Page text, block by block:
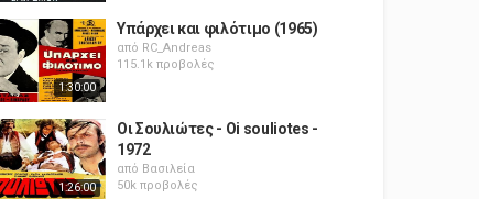
1:30:00
Υπάρχει και φιλότιμο (1965)
από RC_Andreas
115.1k προβολές
1:26:00
Οι Σουλιώτες - Oi souliotes -
1972
από Βασιλεία
50k προβολές